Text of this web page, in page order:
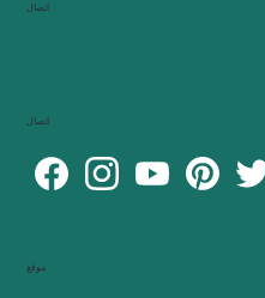
موقع
اتصال
اتصال